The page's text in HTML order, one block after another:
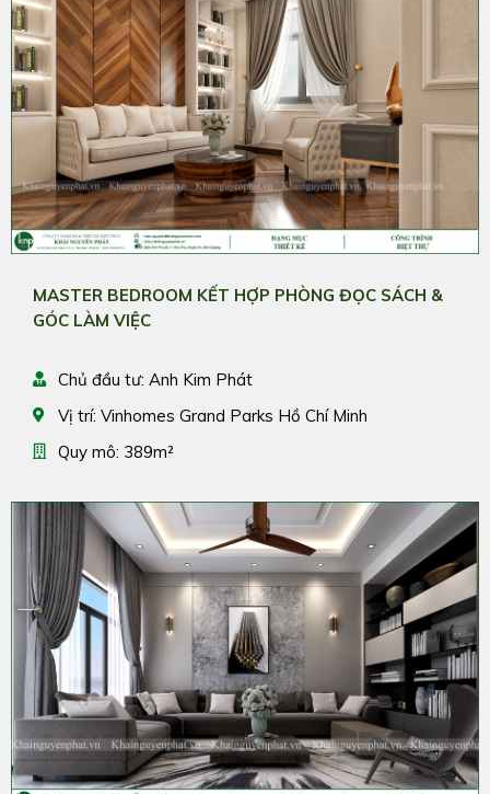
MASTER BEDROOM KẾT HỢP PHÒNG ĐỌC SÁCH &
GÓC LÀM VIỆC
Chủ đầu tư: Anh Kim Phát
Vị trí: Vinhomes Grand Parks Hồ Chí Minh
Quy mô: 389m²